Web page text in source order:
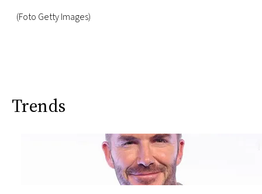
(Foto Getty Images)
Trends